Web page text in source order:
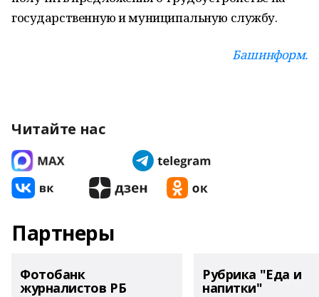
государственную и муниципальную службу.
Башинформ.
Читайте нас
Партнеры
Фотобанк
журналистов РБ
Рубрика "Еда и
напитки"